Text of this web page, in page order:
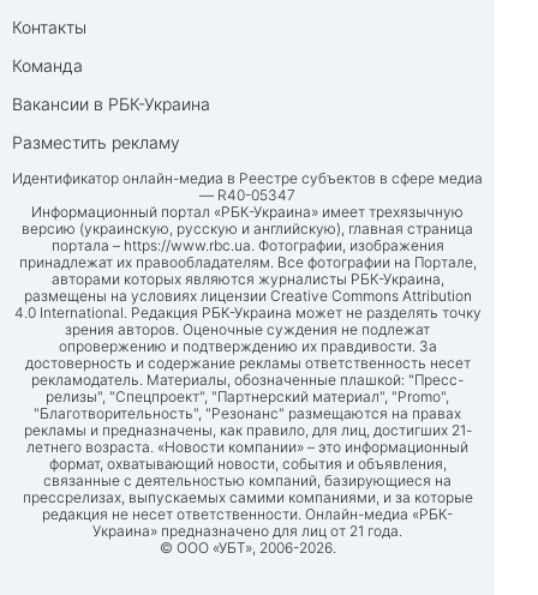
Контакты
Команда
Вакансии в РБК-Украина
Разместить рекламу
Идентификатор онлайн-медиа в Реестре субъектов в сфере медиа
— R40-05347
Информационный портал «РБК-Украина» имеет трехязычную
версию (украинскую, русскую и английскую), главная страница
портала – https://www.rbc.ua. Фотографии, изображения
принадлежат их правообладателям. Все фотографии на Портале,
авторами которых являются журналисты РБК-Украина,
размещены на условиях лицензии Creative Commons Attribution
4.0 International. Редакция РБК-Украина может не разделять точку
зрения авторов. Оценочные суждения не подлежат
опровержению и подтверждению их правдивости. За
достоверность и содержание рекламы ответственность несет
рекламодатель. Материалы, обозначенные плашкой: "Пресс-
релизы", "Спецпроект", "Партнерский материал", "Promo",
"Благотворительность", "Резонанс" размещаются на правах
рекламы и предназначены, как правило, для лиц, достигших 21-
летнего возраста. «Новости компании» – это информационный
формат, охватывающий новости, события и объявления,
связанные с деятельностью компаний, базирующиеся на
прессрелизах, выпускаемых самими компаниями, и за которые
редакция не несет ответственности. Онлайн-медиа «РБК-
Украина» предназначено для лиц от 21 года.
© ООО «УБТ», 2006-2026.